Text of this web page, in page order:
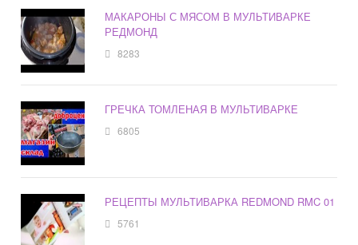
МАКАРОНЫ С МЯСОМ В МУЛЬТИВАРКЕ
РЕДМОНД
8283
ГРЕЧКА ТОМЛЕНАЯ В МУЛЬТИВАРКЕ
6805
РЕЦЕПТЫ МУЛЬТИВАРКА REDMOND RMC 01
5761